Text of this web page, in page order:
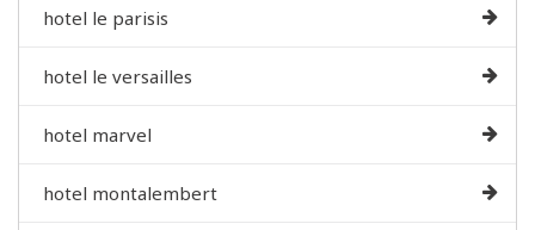
hotel le parisis
hotel le versailles
hotel marvel
hotel montalembert